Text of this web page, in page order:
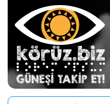
Ana içeriğe zıpla